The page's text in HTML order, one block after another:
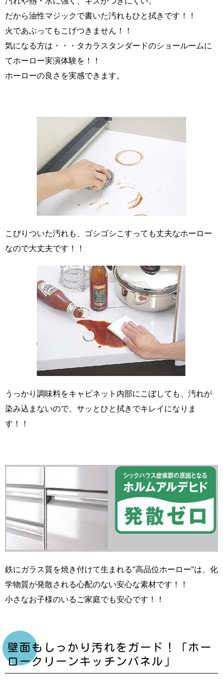
だから油性マジックで書いた汚れもひと拭きです！！
火であぶってもこげつきません！！
気になる方は・・・タカラスタンダードのショールームに
てホーロー実演体験を！！
ホーローの良さを実感できます。
こびりついた汚れも、ゴシゴシこすっても丈夫なホーロー
なので大丈夫です！！
うっかり調味料をキャビネット内部にこぼしても、汚れが
染み込まないので、サッとひと拭きでキレイになりま
す！！
鉄にガラス質を焼き付けて生まれる“高品位ホーロー”は、化
学物質が発散される心配のない安心な素材です！！
小さなお子様のいるご家庭でも安心です！！
壁面もしっかり汚れをガード！「ホー
ロークリーンキッチンパネル」